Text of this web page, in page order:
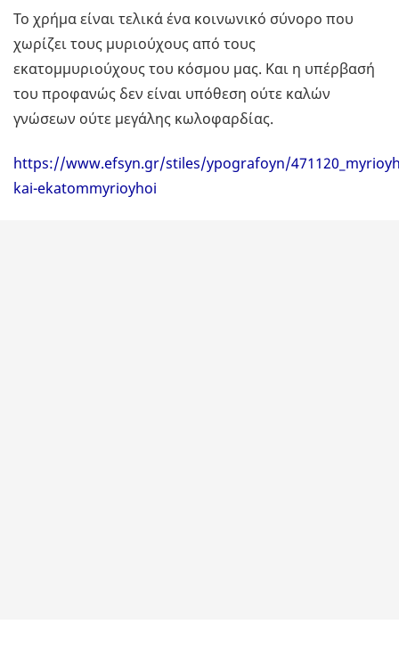
Το χρήμα είναι τελικά ένα κοινωνικό σύνορο που
χωρίζει τους μυριούχους από τους
εκατομμυριούχους του κόσμου μας. Και η υπέρβασή
του προφανώς δεν είναι υπόθεση ούτε καλών
γνώσεων ούτε μεγάλης κωλοφαρδίας.
https://www.efsyn.gr/stiles/ypografoyn/
kai-ekatommyrioyhoi